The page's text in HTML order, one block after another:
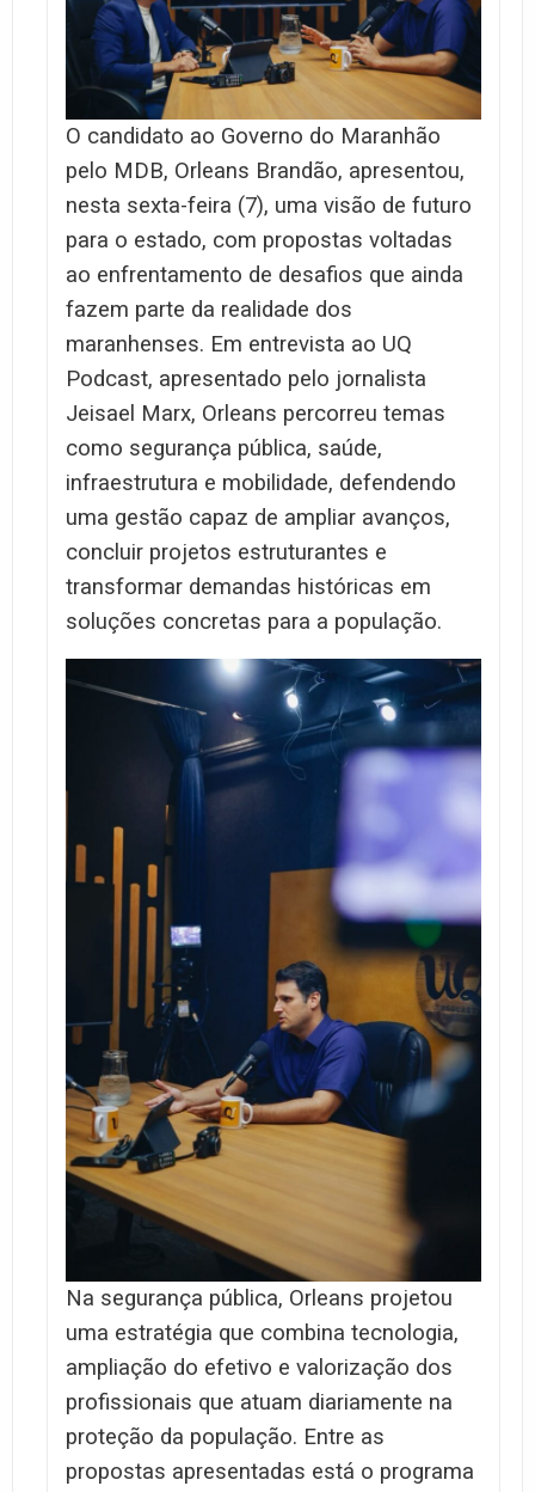
O candidato ao Governo do Maranhão
pelo MDB, Orleans Brandão, apresentou,
nesta sexta-feira (7), uma visão de futuro
para o estado, com propostas voltadas
ao enfrentamento de desafios que ainda
fazem parte da realidade dos
maranhenses. Em entrevista ao UQ
Podcast, apresentado pelo jornalista
Jeisael Marx, Orleans percorreu temas
como segurança pública, saúde,
infraestrutura e mobilidade, defendendo
uma gestão capaz de ampliar avanços,
concluir projetos estruturantes e
transformar demandas históricas em
soluções concretas para a população.
Na segurança pública, Orleans projetou
uma estratégia que combina tecnologia,
ampliação do efetivo e valorização dos
profissionais que atuam diariamente na
proteção da população. Entre as
propostas apresentadas está o programa